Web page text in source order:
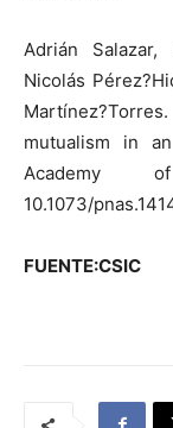
Adrián Salazar,
Nicolás
mutualism in
Academy
10.1073/
FUENTE:CSIC